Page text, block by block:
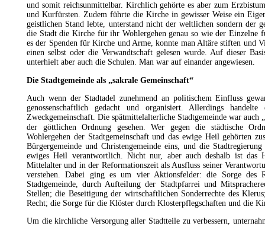
und somit reichsunmittelbar. Kirchlich gehörte es aber zum
und Kurfürsten. Zudem führte die Kirche in gewisser Weise ein
geistlichen Stand lebte, unterstand nicht der weltlichen sondern der
die Stadt die Kirche für ihr Wohlergehen genau so wie der Einzelne
es der Spenden für Kirche und Arme, konnte man Altäre stiften und
einen selbst oder die Verwandtschaft gelesen wurde. Auf dieser
unterhielt aber auch die Schulen. Man war auf einander angewiesen.
Die Stadtgemeinde als „sakrale Gemeinschaft“
Auch wenn der Stadtadel zunehmend an politischem Einfluss
genossenschaftlich gedacht und organisiert. Allerdings
Zweckgemeinschaft. Die spätmittelalterliche Stadtgemeinde war auch
der göttlichen Ordnung gesehen. Wer gegen die städtische
Wohlergehen der Stadtgemeinschaft und das ewige Heil gehörten
Bürgergemeinde und Christengemeinde eins, und die
ewiges Heil verantwortlich. Nicht nur, aber auch deshalb ist das
Mittelalter und in der Reformationszeit als Ausfluss seiner
verstehen. Dabei ging es um vier Aktionsfelder: die Sorge des
Stadtgemeinde, durch Aufteilung der Stadtpfarrei und
Stellen; die Beseitigung der wirtschaftlichen Sonderrechte des
Recht; die Sorge für die Klöster durch Klosterpflegschaften und die
Um die kirchliche Versorgung aller Stadtteile zu verbessern,